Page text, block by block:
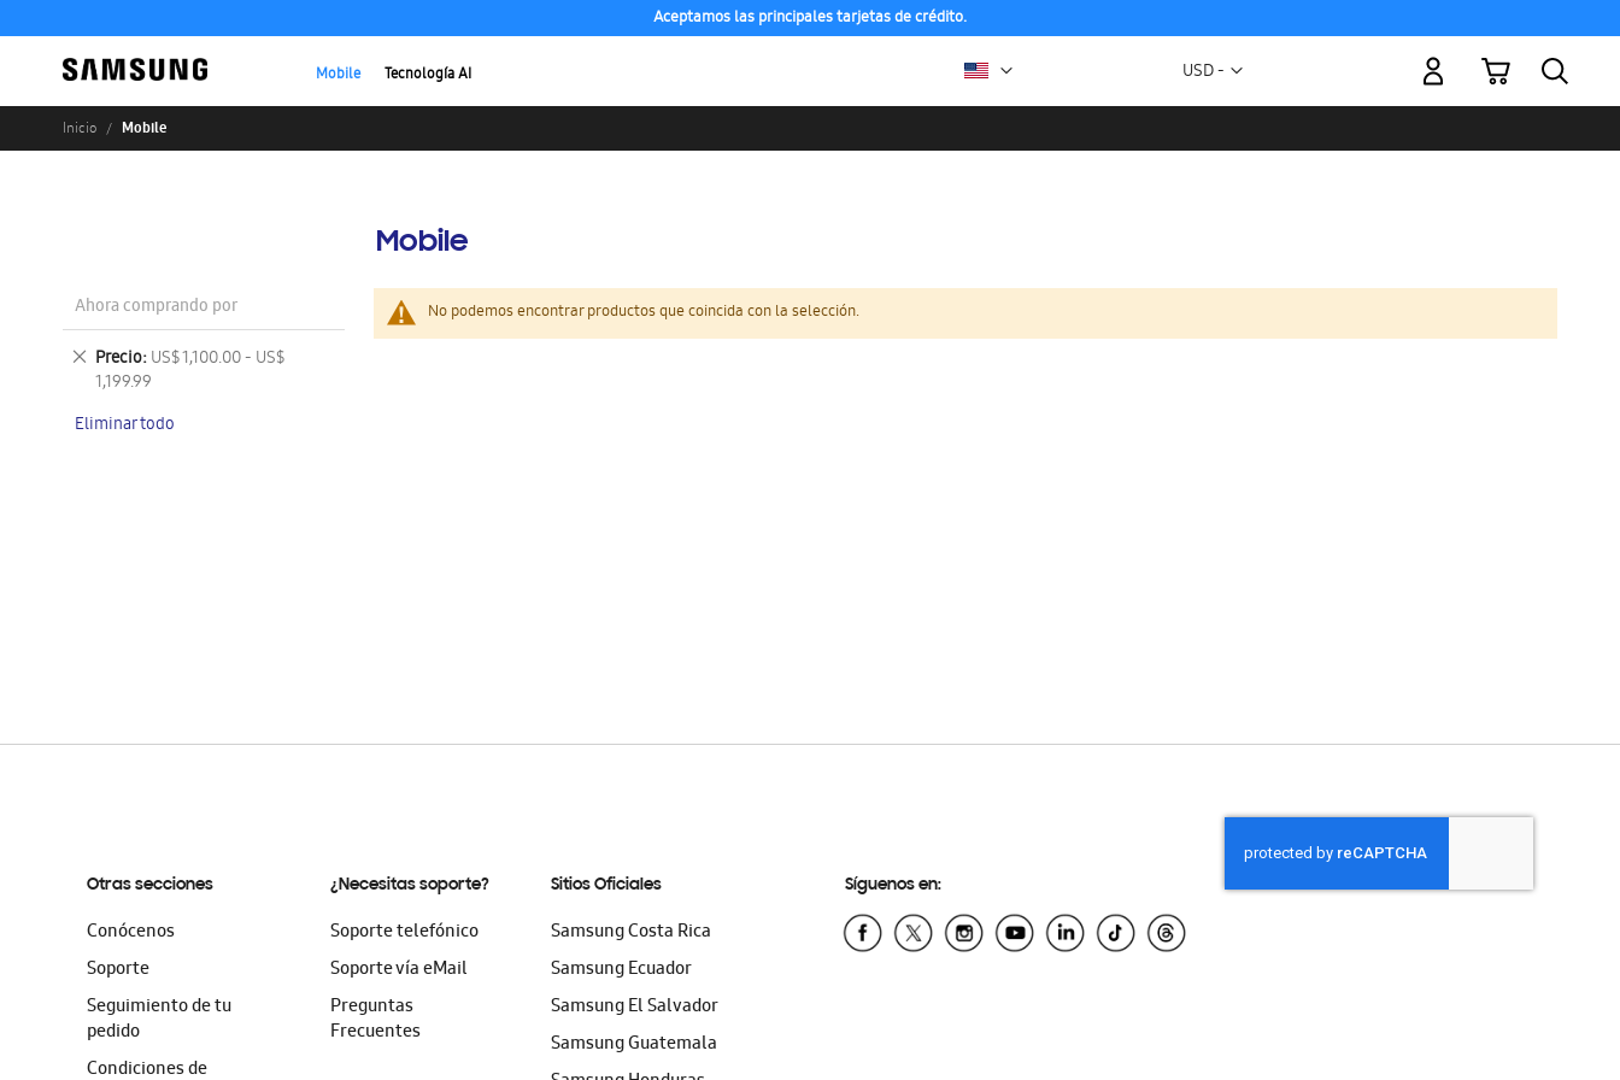
Aceptamos las principales tarjetas de crédito.
Mobile Tecnología AI Moneda
USD -
Mi carrito
Inicio Mobile
Mobile
No podemos encontrar productos que coincida con la selección.
Ahora comprando por
Precio US$ 1,100.00 - US$
1,199.99
Eliminar
este
Eliminar todo
Otras secciones
Conócenos
Soporte
Seguimiento de tu
pedido
Condiciones de
¿Necesitas soporte?
Soporte telefónico
Soporte vía eMail
Preguntas
Frecuentes
Sitios Oficiales
Samsung Costa Rica
Samsung Ecuador
Samsung El Salvador
Samsung Guatemala
Síguenos en: